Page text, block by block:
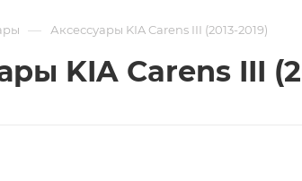
— Аксессуары KIA Carens III (2013-2019)
KIA Carens III